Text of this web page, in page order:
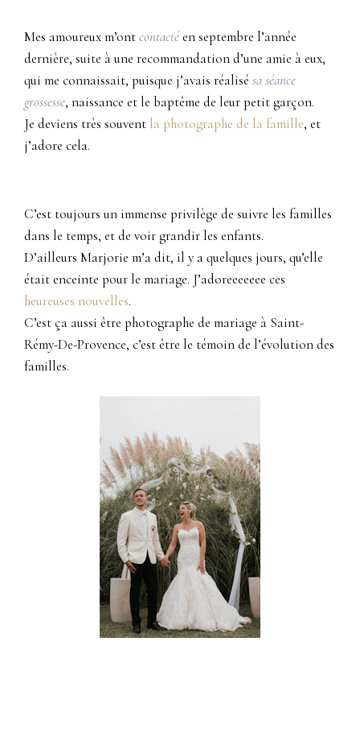
Mes amoureux m’ontcontactéen septembre l’année
dernière, suite à une recommandation d’une amie à eux,
qui me connaissait, puisque j’avais réalisé sa séance
grossesse, naissance et le baptême de leur petit garçon.
Je deviens très souvent la photographe de la famille, et
j’adore cela.
C’est toujours un immense privilège de suivre les familles
dans le temps, et de voir grandir les enfants.
D’ailleurs Marjorie m’a dit, il y a quelques jours, qu’elle
était enceinte pour le mariage. J’adoreeeeeee ces
heureuses nouvelles.
C’est ça aussi être photographe de mariage à Saint-
Rémy-De-Provence, c’est être le témoin de l’évolution des
familles.